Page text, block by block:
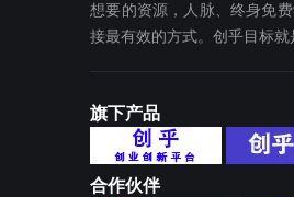
想要‬的资源，人脉、终身免
接最有效‬的方式。创乎目标就
旗下产品
合作伙伴